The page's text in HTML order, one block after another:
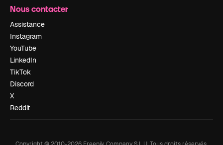
Nous contacter
Assistance
Instagram
YouTube
LinkedIn
TikTok
Discord
X
Reddit